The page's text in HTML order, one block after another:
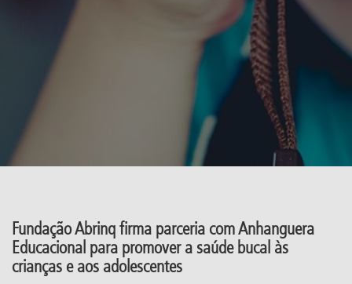
Fundação Abrinq firma parceria com Anhanguera
Educacional para promover a saúde bucal às
crianças e aos adolescentes